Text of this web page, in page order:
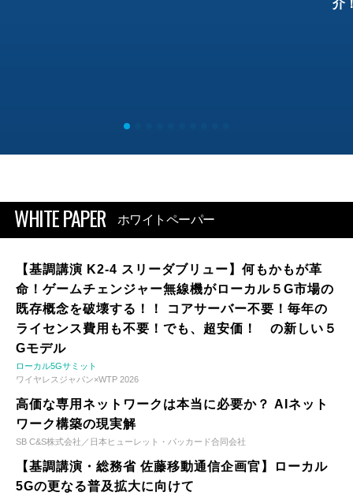
介
WHITE PAPER ホワイトペーパー
【基調講演 K2-4 スリーダブリュー】何もかもが革
命！ゲームチェンジャー無線機がローカル５G市場の
既存概念を破壊する！！ コアサーバー不要！毎年の
ライセンス費用も不要！でも、超安価！ の新しい５
Gモデル
ローカル5Gサミット
ワイヤレスジャパン×WTP 2026
高価な専用ネットワークは本当に必要か？ AIネット
ワーク構築の現実解
SB C&S株式会社／日本ヒューレット・パッカード合同会社
【基調講演・総務省 佐藤移動通信企画官】ローカル
5Gの更なる普及拡大に向けて